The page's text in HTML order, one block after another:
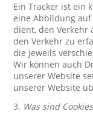
Ein Tracker ist ein
eine Abbildung
dient, den Verkehr
den Verkehr zu
die jeweils
Wir können auch
unserer Website
unserer Website
3. Was sind